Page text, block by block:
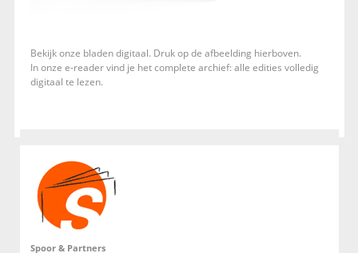
Bekijk onze bladen digitaal. Druk op de afbeelding hierboven.
In onze e-reader vind je het complete archief: alle edities volledig
digitaal te lezen.
Spoor & Partners